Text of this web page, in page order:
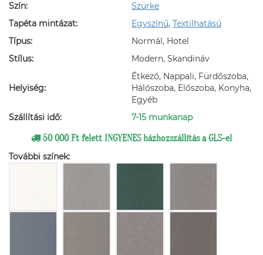
Szín:
Szürke
Tapéta mintázat:
Egyszínű, Textilhatású
Típus:
Normál, Hotel
Stílus:
Modern, Skandináv
Helyiség:
Étkező, Nappali, Fürdőszoba,
Hálószoba, Előszoba, Konyha,
Egyéb
Szállítási idő:
7-15 munkanap
50 000 Ft felett INGYENES házhozszállítás a GLS-el
További színek: